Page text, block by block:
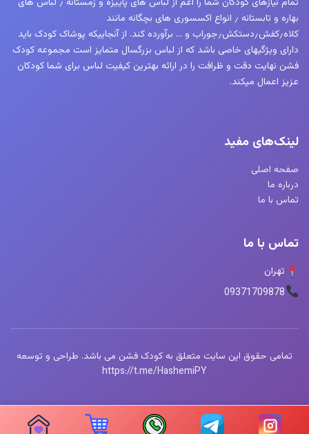
بهاره و تابستانه ٫ انواع اکسسوری های بچگانه مانند
کلاه٫کفش٫دستکش٫جوراب و … برآورده کند. از آنجاییکه پوشاک کودک باید
دارای ویژگیهای خاصی باشد که از لباس بزرگسال متمایز است مجموعه کودک
فشن نهایت دقت و ظرافت را در ارائه بهترین کیفیت لباس برای شما کودکان
عزیز اعمال میکند.
لینک‌های مفید
صفحه اصلی
درباره ما
تماس با ما
تماس با ما
تهران
09371709878
تمامی حقوق این سایت متعلق به کودک فشن می باشد. طراحی و توسعه
https://t.me/HashemiPY